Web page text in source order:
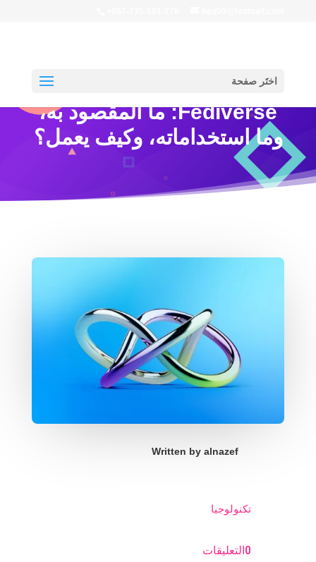
اختَر صفحة
Fediverse: ما المقصود به،
وما استخداماته، وكيف يعمل؟
Written byalnazef
تكنولوجيا
0التعليقات